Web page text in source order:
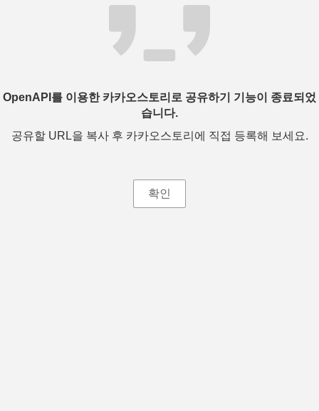
OpenAPI를 이용한 카카오스토리로 공유하기 기능이 종료되었
습니다.
공유할 URL을 복사 후 카카오스토리에 직접 등록해 보세요.
확인